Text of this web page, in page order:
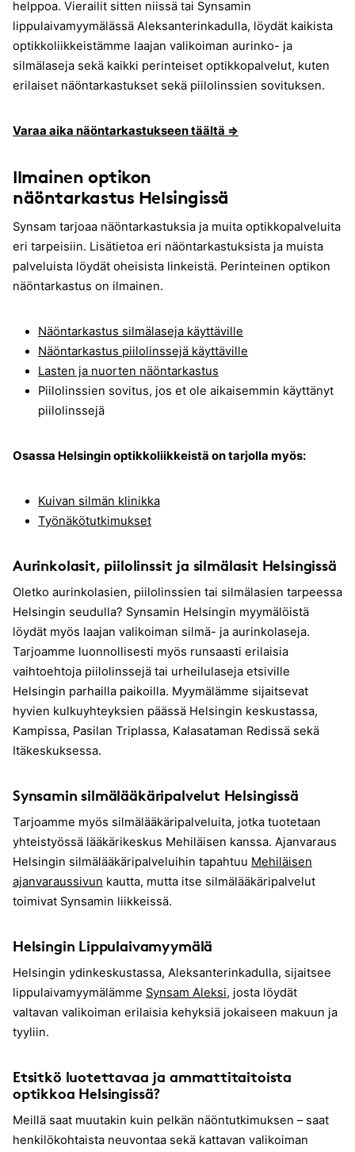
helppoa. Vierailit sitten niissä tai Synsamin
lippulaivamyymälässä Aleksanterinkadulla, löydät kaikista
optikkoliikkeistämme laajan valikoiman aurinko- ja
silmälaseja sekä kaikki perinteiset optikkopalvelut, kuten
erilaiset näöntarkastukset sekä piilolinssien sovituksen.
Varaa aika näöntarkastukseen täältä ⇒
Ilmainen optikon
näöntarkastus Helsingissä
Synsam tarjoaa näöntarkastuksia ja muita optikkopalveluita
eri tarpeisiin. Lisätietoa eri näöntarkastuksista ja muista
palveluista löydät oheisista linkeistä. Perinteinen optikon
näöntarkastus on ilmainen.
Näöntarkastus silmälaseja käyttäville
Näöntarkastus piilolinssejä käyttäville
Lasten ja nuorten näöntarkastus
Piilolinssien sovitus, jos et ole aikaisemmin käyttänyt
piilolinssejä
Osassa Helsingin optikkoliikkeistä on tarjolla myös:
Kuivan silmän klinikka
Työnäkötutkimukset
Aurinkolasit, piilolinssit ja silmälasit Helsingissä
Oletko aurinkolasien, piilolinssien tai silmälasien tarpeessa
Helsingin seudulla? Synsamin Helsingin myymälöistä
löydät myös laajan valikoiman silmä- ja aurinkolaseja.
Tarjoamme luonnollisesti myös runsaasti erilaisia
vaihtoehtoja piilolinssejä tai urheilulaseja etsiville
Helsingin parhailla paikoilla. Myymälämme sijaitsevat
hyvien kulkuyhteyksien päässä Helsingin keskustassa,
Kampissa, Pasilan Triplassa, Kalasataman Redissä sekä
Itäkeskuksessa.
Synsamin silmälääkäripalvelut Helsingissä
Tarjoamme myös silmälääkäripalveluita, jotka tuotetaan
yhteistyössä lääkärikeskus Mehiläisen kanssa. Ajanvaraus
Helsingin silmälääkäripalveluihin tapahtuu Mehiläisen
ajanvaraussivun kautta, mutta itse silmälääkäripalvelut
toimivat Synsamin liikkeissä.
Helsingin Lippulaivamyymälä
Helsingin ydinkeskustassa, Aleksanterinkadulla, sijaitsee
lippulaivamyymälämme Synsam Aleksi, josta löydät
valtavan valikoiman erilaisia kehyksiä jokaiseen makuun ja
tyyliin.
Etsitkö luotettavaa ja ammattitaitoista
optikkoa Helsingissä?
Meillä saat muutakin kuin pelkän näöntutkimuksen – saat
henkilökohtaista neuvontaa sekä kattavan valikoiman